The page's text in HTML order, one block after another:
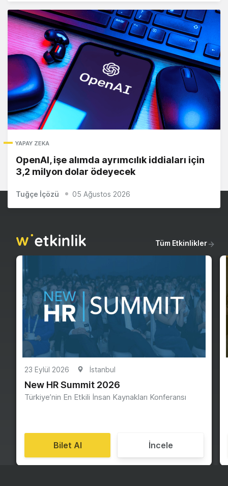
Tüm Etkinlikler
23 Eylül 2026 İstanbul
New HR Summit 2026
Türkiye’nin En Etkili İnsan Kaynakları Konferansı
Bilet Al İncele
YAPAY ZEKA
OpenAI, işe alımda ayrımcılık iddiaları için
3,2 milyon dolar ödeyecek
Tuğçe İçözü 05 Ağustos 2026